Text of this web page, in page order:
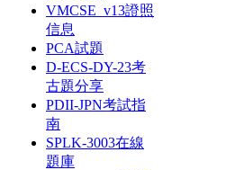
VMCSE_v13證照
信息
PCA試題
D-ECS-DY-23考
古題分享
PDII-JPN考試指
南
SPLK-3003在線
題庫